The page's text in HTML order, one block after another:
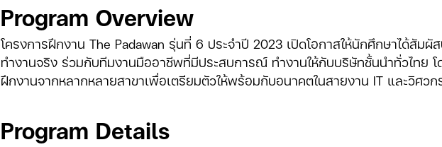
Program Overview
โครงการฝึกงาน The Padawan รุ่นที่ 6 ประจำปี 2023 เปิดโอกาสให้นักศึกษาได้สัม
ทำงานจริง ร่วมกับทีมงานมืออาชีพที่มีประสบการณ์ ทำงานให้กับบริษัทชั้นนำทั่วไทย
ฝึกงานจากหลากหลายสาขาเพื่อเตรียมตัวให้พร้อมกับอนาคตในสายงาน IT และวิศว
Program Details